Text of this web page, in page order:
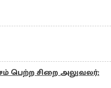
பெற்ற சிறை அலுவலர்: